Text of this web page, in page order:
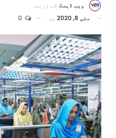
ویب ڈیسک کے ذریعہ
مئی 8, 2020
پر